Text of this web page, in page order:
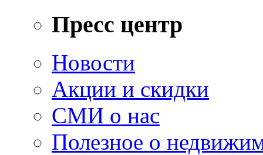
Пресс центр
Новости
Акции и скидки
СМИ о нас
Полезное о